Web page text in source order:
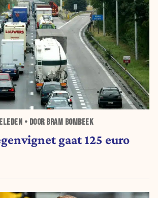
• DOOR BRAM BOMBEEK
gaat 125 euro